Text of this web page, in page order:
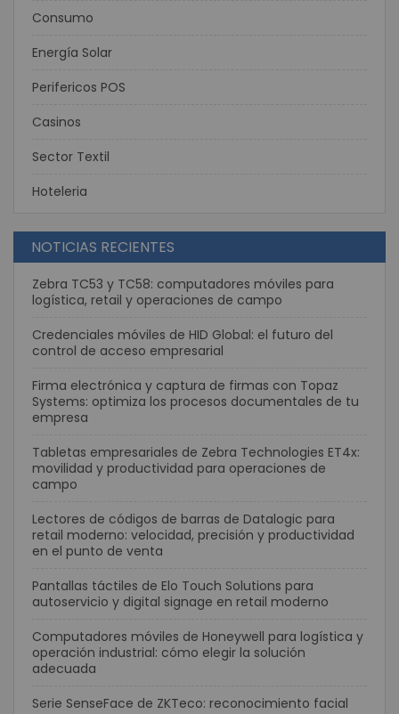
Consumo
Energía Solar
Perifericos POS
Casinos
Sector Textil
Hoteleria
NOTICIAS RECIENTES
Zebra TC53 y TC58: computadores móviles para
logística, retail y operaciones de campo
Credenciales móviles de HID Global: el futuro del
control de acceso empresarial
Firma electrónica y captura de firmas con Topaz
Systems: optimiza los procesos documentales de tu
empresa
Tabletas empresariales de Zebra Technologies ET4x:
movilidad y productividad para operaciones de
campo
Lectores de códigos de barras de Datalogic para
retail moderno: velocidad, precisión y productividad
en el punto de venta
Pantallas táctiles de Elo Touch Solutions para
autoservicio y digital signage en retail moderno
Computadores móviles de Honeywell para logística y
operación industrial: cómo elegir la solución
adecuada
Serie SenseFace de ZKTeco: reconocimiento facial